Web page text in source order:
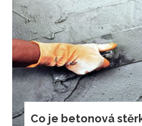
Co je betonová